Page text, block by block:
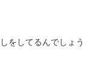
をしてるんでしょう